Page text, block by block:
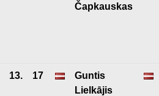
Čapkauskas
13. 17
Guntis
Lielkājis